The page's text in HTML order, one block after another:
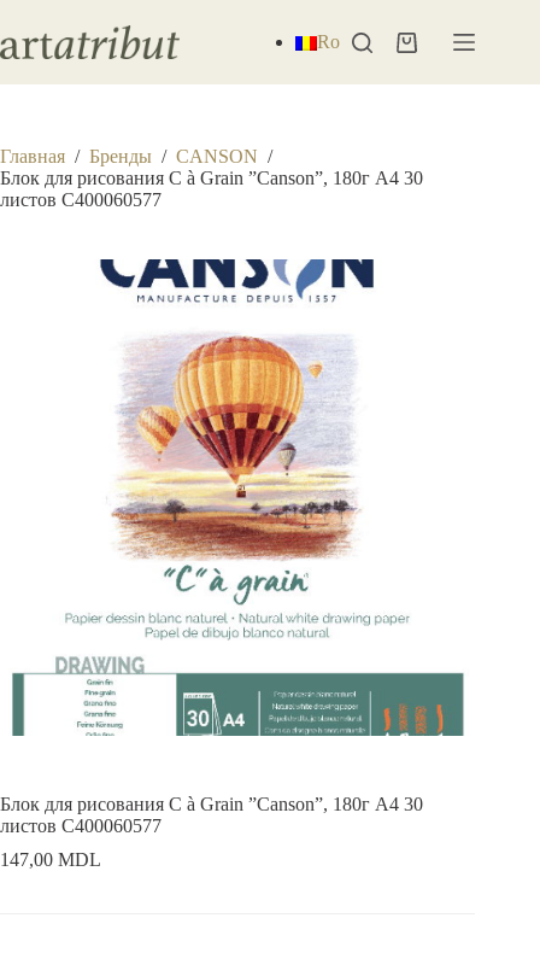
сути
Ro Корзина
Главная / Бренды / CANSON /
Блок для рисования C à Grain ”Canson”, 180г A4 30
листов C400060577
Блок для рисования C à Grain ”Canson”, 180г A4 30
листов C400060577
147,00 MDL